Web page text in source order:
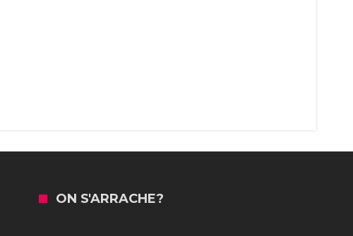
ON S'ARRACHE?